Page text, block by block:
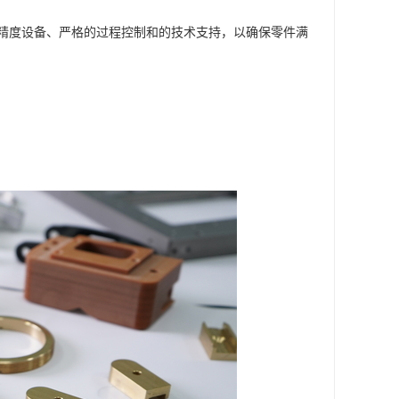
设备、严格的过程控制和的技术支持，以确保零件满